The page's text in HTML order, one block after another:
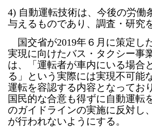
4) 自動運転技術は、今後の労働
与えるものであり、調査・研究
国交省が2019年６月に策定し
実現に向けたバス・タクシー事
は、「運転者が車内にいる場合
る」という実際には実現不可能
運転を容認する内容となってお
国民的な合意も得ずに自動運転
のガイドラインの実施に反対し
が行われないようにする。